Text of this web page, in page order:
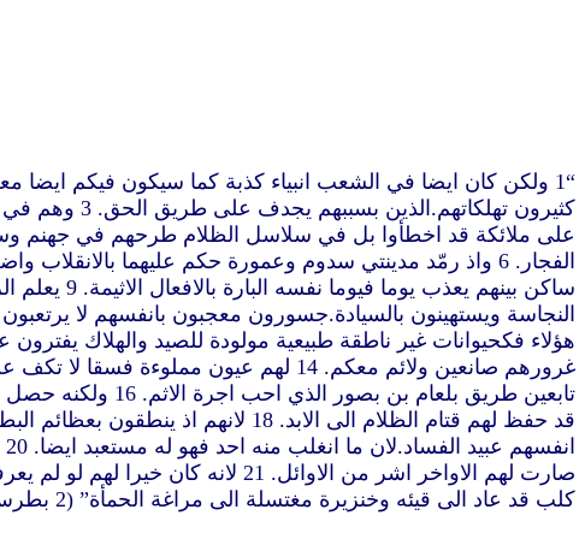
كلب قد عاد الى قيئه وخنزيرة مغتسلة الى مراغة الحمأة” (2 بطرس 2